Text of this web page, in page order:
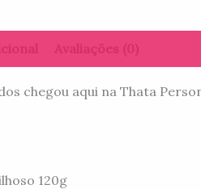
chegou aqui na Thata
120g